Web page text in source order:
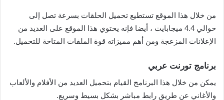
من خلال هذا الموقع تستطيع تحميل الحلقات بسرعة تصل إلى
حوالي 4.4 ميجابايت ، أيضا فإنه يحتوي هذا الموقع على العديد من
الإعلانات المزعجة ومن أهم مميزاته قوة الملفات المتاحة للتحميل.
برنامج تورنت عربي
يمكن من خلال هذا البرنامج القيام بتحميل العديد من الأفلام والألعاب
والأغاني عن طريق رابط مباشر بشكل بسيط وسريع.